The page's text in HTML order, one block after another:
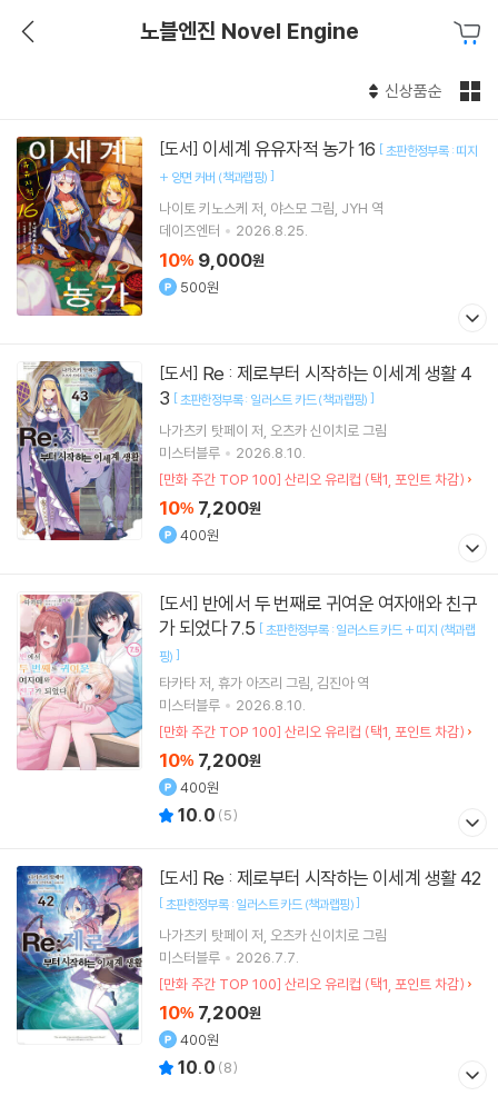
노블엔진 Novel Engine
신상품순
[도서] 이세계 유유자적 농가 16 [초판한정부록 : 띠지
+ 양면 커버 (책과랩핑) ]
나이토 키노스케 저 야스모 그림 JYH 역
데이즈엔터
2026.8.25.
10% 9,000원
500원
[도서]
3 [초판한정부록 : 일러스트 카드 (책과랩핑) ]
나가츠키 탓페이 저 오츠카 신이치로 그림
미스터블루
2026.8.10.
[만화 주간 TOP 100] 산리오 유리컵 (택1, 포인트 차감)
10% 7,200원
400원
[도서]
가 되었다 7.5 [초판한정부록 : 일러스트 카드 + 띠지 (책과랩
핑) ]
타카타저 휴가 아즈리 그림 김진아역
미스터블루
2026.8.10.
[만화 주간 TOP 100] 산리오 유리컵 (택1, 포인트 차감)
10% 7,200원
400원
10.0 (5)
[도서] Re : 제로부터 시작하는 이세계 생활 42
[초판한정부록 : 일러스트 카드 (책과랩핑)]
나가츠키 탓페이 저 오츠카 신이치로 그림
미스터블루
2026.7.7.
[만화 주간 TOP 100] 산리오 유리컵 (택1, 포인트 차감)
10% 7,200원
400원
10.0 (8)